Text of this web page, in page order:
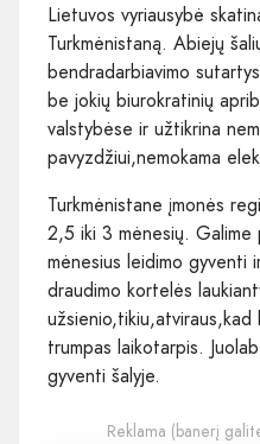
Lietuvos vyriausybė
Turkmėnistaną. Abiejų
bendradarbiavimo
be jokių biurokratinių
valstybėse ir užtikrina
pavyzdžiui,nemokama
Turkmėnistane įmonės
2,5 iki 3 mėnesių.
mėnesius leidimo gyventi
draudimo kortelės
užsienio,tikiu,atviraus,kad
trumpas laikotarpis.
gyventi šalyje.
Reklama (banerį